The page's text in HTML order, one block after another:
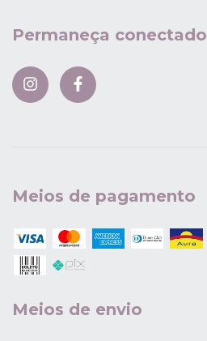
Permaneça conectado
Meios de pagamento
Meios de envio